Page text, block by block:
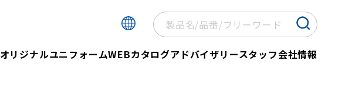
オリジナルユニフォームWEBカタログアドバイザリースタッフ会社情報